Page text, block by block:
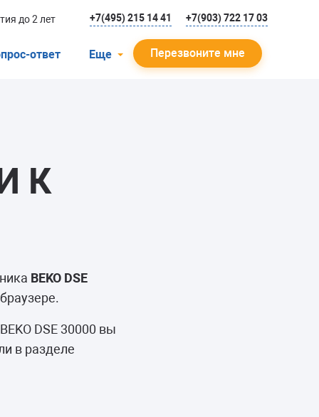
до 2 лет +7(495) 215 14 41 +7(903) 722 17 03
ответ Еще Перезвоните мне
К
BEKO DSE
DSE 30000 вы
в разделе